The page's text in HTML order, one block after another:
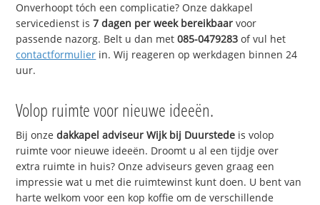
Onverhoopt tóch een complicatie? Onze dakkapel
servicedienst is7 dagen per week bereikbaar voor
passende nazorg. Belt u dan met085-0479283 of vul het
contactformulier in. Wij reageren op werkdagen binnen 24
uur.
Volop ruimte voor nieuwe ideeën.
Bij onzedakkapel adviseur Wijk bij Duurstede is volop
ruimte voor nieuwe ideeën. Droomt u al een tijdje over
extra ruimte in huis? Onze adviseurs geven graag een
impressie wat u met die ruimtewinst kunt doen. U bent van
harte welkom voor een kop koffie om de verschillende